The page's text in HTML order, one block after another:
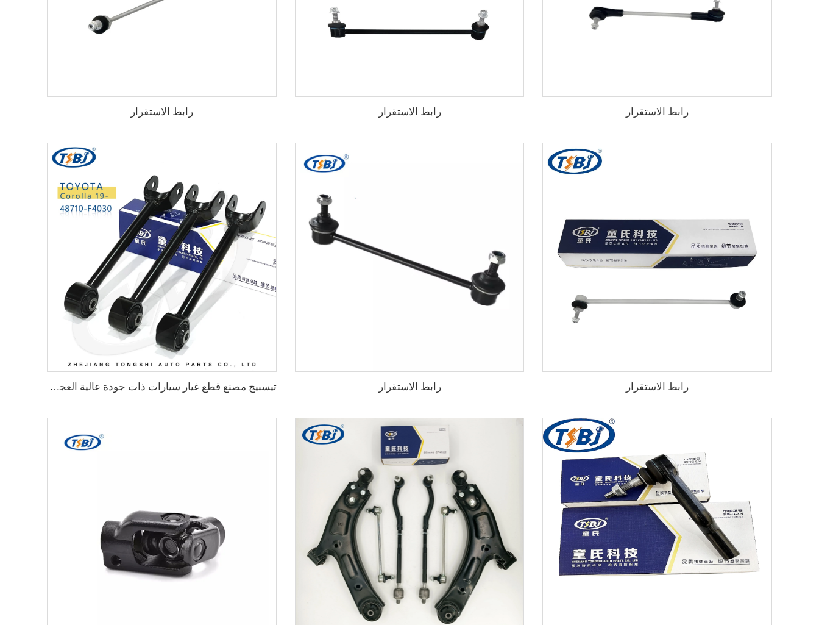
رابط الاستقرار رابط الاستقرار رابط الاستقرار
رابط الاستقرار رابط الاستقرار تيسبيج مصنع قطع غيار سيارات ذات جودة عالية العجل الخلفي رابط الاتصال يسار/يمين لسيارات تويوتا كورولا 19- رقم الأصلي: 48710-F4030